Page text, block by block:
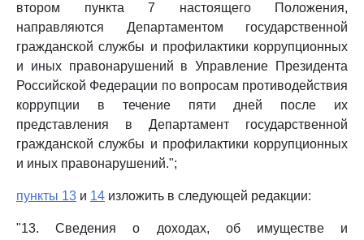
втором пункта 7 настоящего Положения,
направляются Департаментом государственной
гражданской службы и профилактики коррупционных
и иных правонарушений в Управление Президента
Российской Федерации по вопросам противодействия
коррупции в течение пяти дней после их
представления в Департамент государственной
гражданской службы и профилактики коррупционных
и иных правонарушений.";
пункты 13 и 14 изложить в следующей редакции:
"13. Сведения о доходах, об имуществе и